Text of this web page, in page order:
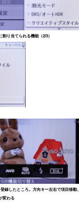
割り当てられる機能（2/3）
録したところ。方向キー左右で項目移動
変わる